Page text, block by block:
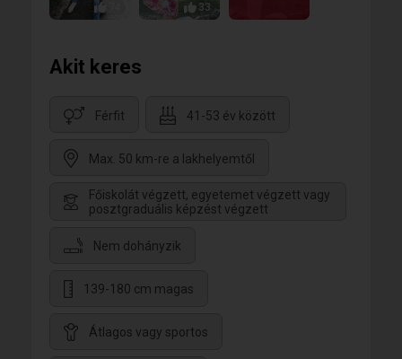
33
Akit keres
Férfit 41-53 év között
Max. 50 km-re a lakhelyemtől
Főiskolát végzett, egyetemet végzett vagy
posztgraduális képzést végzett
Nem dohányzik
139-180 cm magas
Átlagos vagy sportos